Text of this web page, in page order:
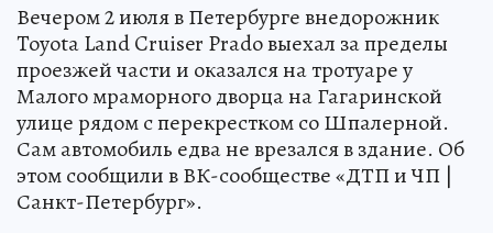
Вечером 2 июля в Петербурге внедорожник
Toyota Land Cruiser Prado выехал за пределы
проезжей части и оказался на тротуаре у
Малого мраморного дворца на Гагаринской
улице рядом с перекрестком со Шпалерной.
Сам автомобиль едва не врезался в здание. Об
этом сообщили в ВК-сообществе «ДТП и ЧП |
Санкт-Петербург».